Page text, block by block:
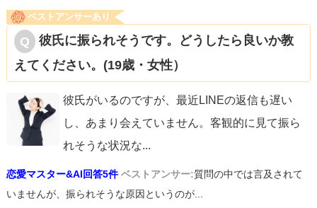
ベストアンサーあり
彼氏に振られそうです。どうしたら良いか教
えてください。(19歳・女性）
彼氏がいるのですが、最近LINEの返信も遅い
し、あまり会えていません。客観的に見て振ら
れそうな状況な...
恋愛マスター&AI回答5件 ベストアンサー:質問の中では言及されて
いませんが、振られそうな原因というのが...